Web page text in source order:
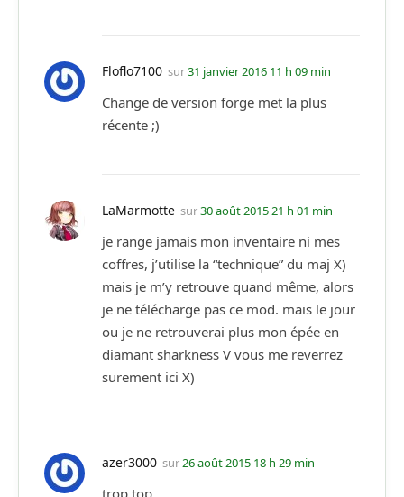
Floflo7100 sur31 janvier 2016 11 h 09 min
Change de version forge met la plus
récente ;)
LaMarmotte sur30 août 2015 21 h 01 min
je range jamais mon inventaire ni mes
coffres, j’utilise la “technique” du maj X)
mais je m’y retrouve quand même, alors
je ne télécharge pas ce mod. mais le jour
ou je ne retrouverai plus mon épée en
diamant sharkness V vous me reverrez
surement ici X)
azer3000 sur 26 août 2015 18 h 29 min
trop top